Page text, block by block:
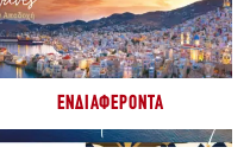
ΕΝΔΙΑΦΈΡΟΝΤΑ